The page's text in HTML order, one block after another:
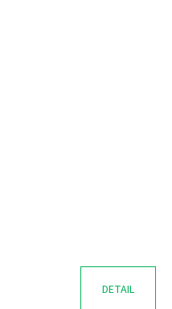
DETAIL